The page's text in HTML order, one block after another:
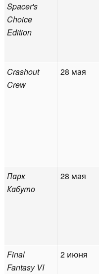
Spacer's
Choice
Edition
Crashout
Crew
28 мая
Парк
Кабуто
28 мая
Final
Fantasy VI
2 июня